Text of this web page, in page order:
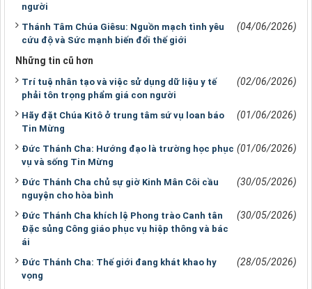
người
Thánh Tâm Chúa Giêsu: Nguồn mạch tình yêu
cứu độ và Sức mạnh biến đổi thế giới
(04/06/2026)
Những tin cũ hơn
Trí tuệ nhân tạo và việc sử dụng dữ liệu y tế
phải tôn trọng phẩm giá con người
(02/06/2026)
Hãy đặt Chúa Kitô ở trung tâm sứ vụ loan báo
Tin Mừng
(01/06/2026)
Đức Thánh Cha: Hướng đạo là trường học phục
vụ và sống Tin Mừng
(01/06/2026)
Đức Thánh Cha chủ sự giờ Kinh Mân Côi cầu
nguyện cho hòa bình
(30/05/2026)
Đức Thánh Cha khích lệ Phong trào Canh tân
Đặc sủng Công giáo phục vụ hiệp thông và bác
ái
(30/05/2026)
Đức Thánh Cha: Thế giới đang khát khao hy
vọng
(28/05/2026)